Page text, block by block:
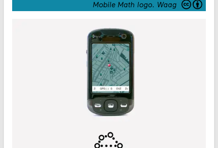
Mobile Math logo. Waag